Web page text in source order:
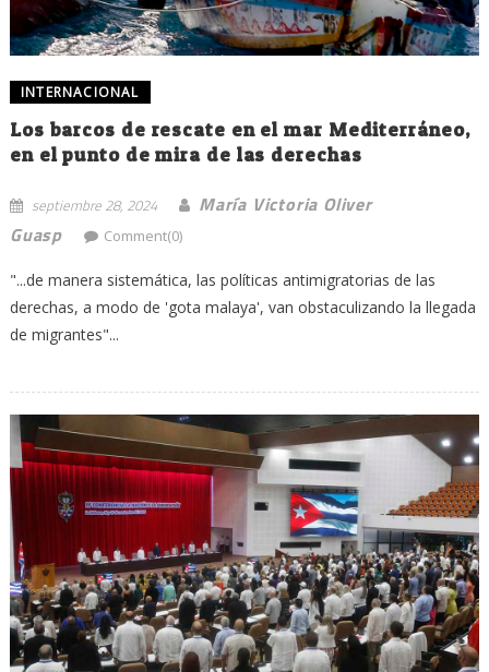
INTERNACIONAL
Los barcos de rescate en el mar Mediterráneo,
en el punto de mira de las derechas
septiembre 28, 2024
María Victoria Oliver
Guasp
Comment(0)
"...de manera sistemática, las políticas antimigratorias de las
derechas, a modo de 'gota malaya', van obstaculizando la llegada
de migrantes"...